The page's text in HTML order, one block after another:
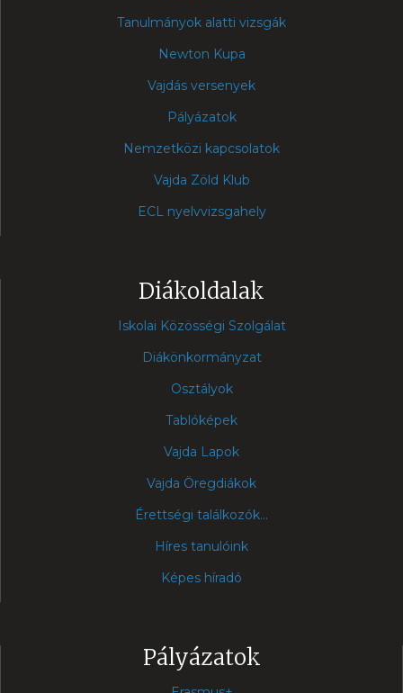
Tanulmányok alatti vizsgák
Newton Kupa
Vajdás versenyek
Pályázatok
Nemzetközi kapcsolatok
Vajda Zöld Klub
ECL nyelvvizsgahely
Diákoldalak
Iskolai Közösségi Szolgálat
Diákönkormányzat
Osztályok
Tablóképek
Vajda Lapok
Vajda Öregdiákok
Érettségi találkozók...
Híres tanulóink
Képes híradó
Pályázatok